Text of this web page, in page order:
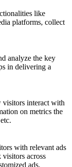
like
platforms, collect
analyze the key
in delivering a
visitors interact with
on metrics the
with relevant ads
visitors across
ads.